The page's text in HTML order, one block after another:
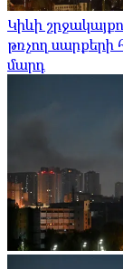
Կիևի
թռչող սարքերի
մարդ